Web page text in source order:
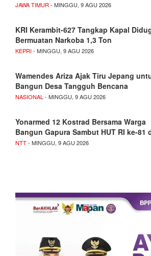
JAWA TIMUR- MINGGU, 9 AGU 2026
KRI Kerambit-627 Tangkap Kapal
Bermuatan Narkoba 1,3 Ton
KEPRI- MINGGU, 9 AGU 2026
Wamendes Ariza Ajak Tiru Jepang
Bangun Desa Tangguh Bencana
NASIONAL- MINGGU, 9 AGU 2026
Yonarmed 12 Kostrad Bersama Warga
Bangun Gapura Sambut HUT RI ke-81
NTT- MINGGU, 9 AGU 2026